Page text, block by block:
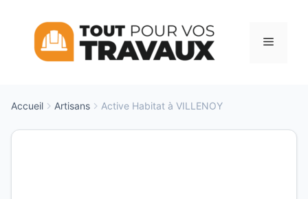
contenu
Menu
Accueil Artisans Active Habitat à VILLENOY